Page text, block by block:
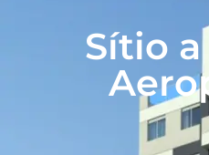
Sítio